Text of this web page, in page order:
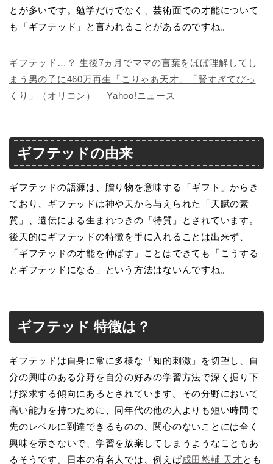
とが多いです。勉学だけでなく、芸術面での才能について
も「ギフテッド」と言われることがあるのですね。
ギフテッド…？ 生後7ヵ月でママの言葉をほぼ理解してし
まう男の子に460万再生「こりゃあ天才」「賢すぎてびっ
くり」（オリコン） – Yahoo!ニュース
ギフテッドの由来
ギフテッドの語源は、贈り物を意味する「ギフト」からき
ており、ギフテッドは神や天から与えられた「天賦の素
質」、遺伝による生まれつきの「特質」とされています。
後天的にギフテッドの特徴を手に入れることは出来ず、
「ギフテッドの才能を伸ばす」ことはできても「こうする
とギフテッドになる」という方法はないんですね。
ギフテッド 特徴は？
ギフテッドは自身に常に多様な「知的刺激」を切望し、自
分の興味のある分野を自分の好みの学習方法で深く掘り下
げ探求する傾向にあるとされています。その分野において
高い能力を持つために、同年代の他の人よりも短い時間で
先のレベルに到達できるものの、関心のないことには全く
興味を示さないで、学習を放棄してしまうようなこともあ
るそうです。日本の有名人では、例えば成田悠輔 天才とも